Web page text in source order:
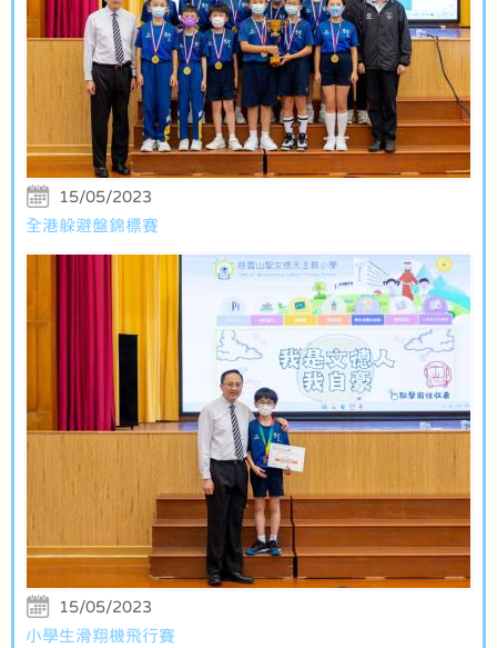
15/05/2023
全港躲避盤錦標賽
15/05/2023
小學生滑翔機飛行賽